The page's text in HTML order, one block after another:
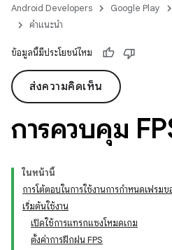
Android Developers Google Play
คำแนะนำ
ข้อมูลนี้มีประโยชน์ไหม
ส่งความคิดเห็น
การควบคุม
ในหน้านี้
การโต้ตอบในการใช้งานการกำหนดเฟรมข
เริ่มต้นใช้งาน
เปิดใช้การแทรกแซงโหมดเกม
ตั้งค่าการฝึกฝน FPS